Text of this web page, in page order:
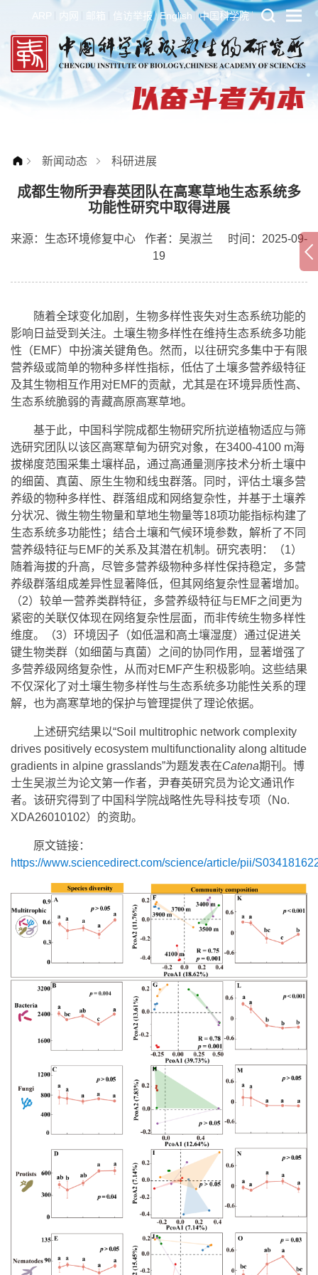
ARP 内网 邮箱 信访举报 English 中国科学院
新闻动态 科研进展
成都生物所尹春英团队在高寒草地生态系统多
功能性研究中取得进展
来源： 生态环境修复中心 作者： 吴淑兰
时间：2025-09-
19
随着全球变化加剧，生物多样性丧失对生态系统功能的
影响日益受到关注。土壤生物多样性在维持生态系统多功能
性（EMF）中扮演关键角色。然而，以往研究多集中于有限
营养级或简单的物种多样性指标，低估了土壤多营养级特征
及其生物相互作用对EMF的贡献，尤其是在环境异质性高、
生态系统脆弱的青藏高原高寒草地。
基于此，中国科学院成都生物研究所抗逆植物适应与筛
选研究团队以该区高寒草甸为研究对象，在3400-4100 m海
拔梯度范围采集土壤样品，通过高通量测序技术分析土壤中
的细菌、真菌、原生生物和线虫群落。同时，评估土壤多营
养级的物种多样性、群落组成和网络复杂性，并基于土壤养
分状况、微生物生物量和草地生物量等18项功能指标构建了
生态系统多功能性；结合土壤和气候环境参数，解析了不同
营养级特征与EMF的关系及其潜在机制。研究表明：（1）
随着海拔的升高，尽管多营养级物种多样性保持稳定，多营
养级群落组成差异性显著降低，但其网络复杂性显著增加。
（2）较单一营养类群特征，多营养级特征与EMF之间更为
紧密的关联仅体现在网络复杂性层面，而非传统生物多样性
维度。（3）环境因子（如低温和高土壤湿度）通过促进关
键生物类群（如细菌与真菌）之间的协同作用，显著增强了
多营养级网络复杂性，从而对EMF产生积极影响。这些结果
不仅深化了对土壤生物多样性与生态系统多功能性关系的理
解，也为高寒草地的保护与管理提供了理论依据。
上述研究结果以“Soil multitrophic network complexity
drives positively ecosystem multifunctionality along altitude
gradients in alpine grasslands”为题发表在Catena期刊。博
士生吴淑兰为论文第一作者，尹春英研究员为论文通讯作
者。该研究得到了中国科学院战略性先导科技专项（No.
XDA26010102）的资助。
原文链接：
https://www.sciencedirect.com/science/article/pii/